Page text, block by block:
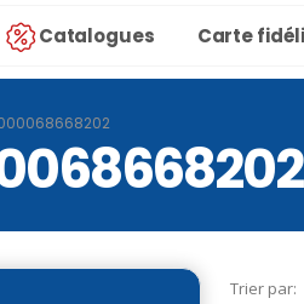
Catalogues Carte
Trier par: